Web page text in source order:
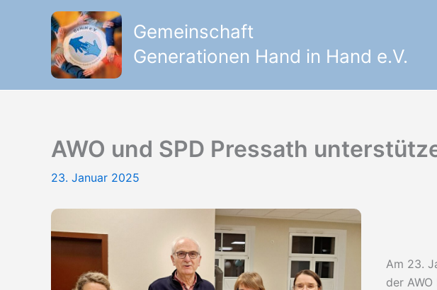
Gemeinschaft
Generationen Hand in Hand e.V.
AWO und SPD Pressath
23. Januar 2025
Am 23.
der